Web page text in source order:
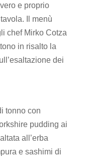
e proprio
Il menù
chef Mirko Cotza
in risalto la
dei
tonno con
pudding ai
all’erba
e sashimi di